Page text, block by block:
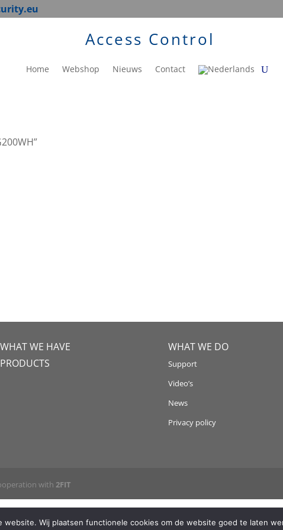
Access Control
Home Webshop Nieuws Contact
WHAT WE HAVE
PRODUCTS
WHAT WE DO
Support
Video’s
News
Privacy policy
with 2FIT
Wij plaatsen functionele cookies om de website goed te laten